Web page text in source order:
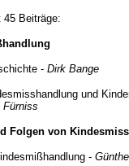
45 Beiträge:
- Dirk Bange
und
Fürniss
Folgen von
-